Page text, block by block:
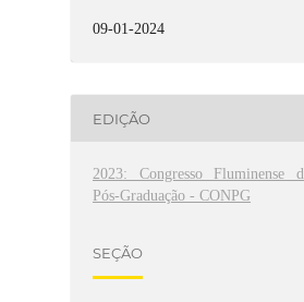
09-01-2024
EDIÇÃO
2023: Congresso Fluminense
Pós-Graduação - CONPG
SEÇÃO